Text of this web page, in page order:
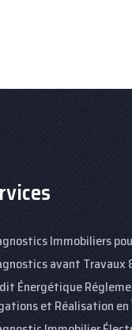
Immobiliers
avant Travaux
Énergétique
et Réalisation